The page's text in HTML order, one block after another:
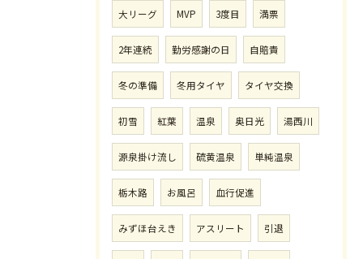
大リーグ MVP 3度目 満票
2年連続 勤労感謝の日 自賠責
冬の準備 冬用タイヤ タイヤ交換
初雪 紅葉 温泉 奥日光 湯西川
源泉掛け流し 硫黄温泉 単純温泉
栃木路 お風呂 血行促進
みずほ台えき アスリート 引退